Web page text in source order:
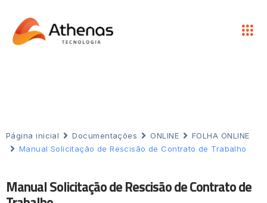
Página inicial Documentações ONLINE
FOLHA ONLINE
Manual Solicitação de Rescisão de Contrato de Trabalho
Manual Solicitação de Rescisão de Contrato de